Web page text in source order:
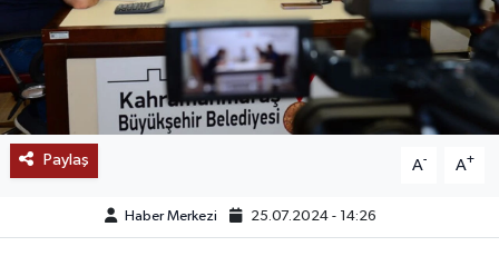
Paylaş A- A+
Haber Merkezi 25.07.2024 - 14:26
BÖLGE
KEŞFET
POPÜLER
DÜNYA